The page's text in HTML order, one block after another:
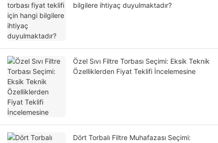
bilgilere ihtiyaç duyulmaktadır?
Özel Sıvı Filtre Torbası Seçimi: Eksik Teknik
Özelliklerden Fiyat Teklifi İncelemesine
Dört Torbalı Filtre Muhafazası Seçimi: